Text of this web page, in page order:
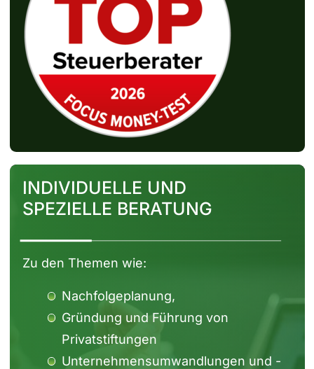
INDIVIDUELLE UND
SPEZIELLE BERATUNG
Zu den Themen wie:
Nachfolgeplanung,
Gründung und Führung von
Privatstiftungen
Unternehmensumwandlungen und -